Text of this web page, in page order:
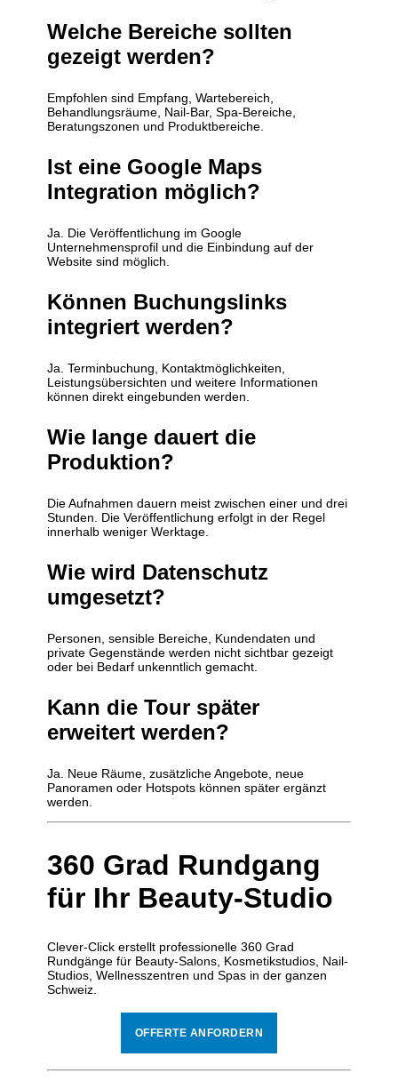
Welche Bereiche sollten
gezeigt werden?
Empfohlen sind Empfang, Wartebereich,
Behandlungsräume, Nail-Bar, Spa-Bereiche,
Beratungszonen und Produktbereiche.
Ist eine Google Maps
Integration möglich?
Ja. Die Veröffentlichung im Google
Unternehmensprofil und die Einbindung auf der
Website sind möglich.
Können Buchungslinks
integriert werden?
Ja. Terminbuchung, Kontaktmöglichkeiten,
Leistungsübersichten und weitere Informationen
können direkt eingebunden werden.
Wie lange dauert die
Produktion?
Die Aufnahmen dauern meist zwischen einer und drei
Stunden. Die Veröffentlichung erfolgt in der Regel
innerhalb weniger Werktage.
Wie wird Datenschutz
umgesetzt?
Personen, sensible Bereiche, Kundendaten und
private Gegenstände werden nicht sichtbar gezeigt
oder bei Bedarf unkenntlich gemacht.
Kann die Tour später
erweitert werden?
Ja. Neue Räume, zusätzliche Angebote, neue
Panoramen oder Hotspots können später ergänzt
werden.
360 Grad Rundgang
für Ihr Beauty-Studio
Clever-Click erstellt professionelle 360 Grad
Rundgänge für Beauty-Salons, Kosmetikstudios, Nail-
Studios, Wellnesszentren und Spas in der ganzen
Schweiz.
OFFERTE ANFORDERN